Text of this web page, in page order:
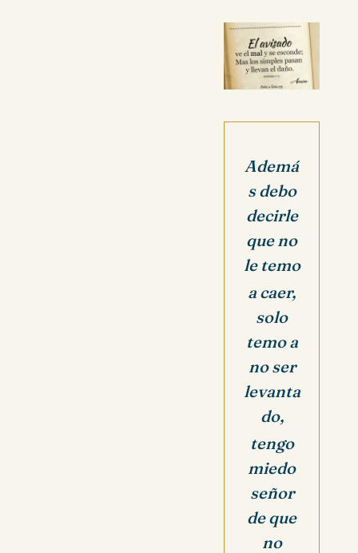
Ademá
s debo
decirle
que no
le temo
a caer,
solo
temo a
no ser
levanta
do,
tengo
miedo
señor
de que
no